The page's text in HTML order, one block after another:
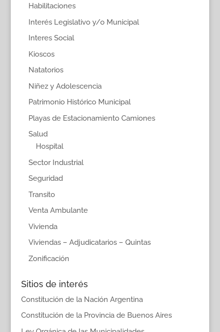
Habilitaciones
Interés Legislativo y/o Municipal
Interes Social
Kioscos
Natatorios
Niñez y Adolescencia
Patrimonio Histórico Municipal
Playas de Estacionamiento Camiones
Salud
Hospital
Sector Industrial
Seguridad
Transito
Venta Ambulante
Vivienda
Viviendas – Adjudicatarios – Quintas
Zonificación
Sitios de interés
Constitución de la Nación Argentina
Constitución de la Provincia de Buenos Aires